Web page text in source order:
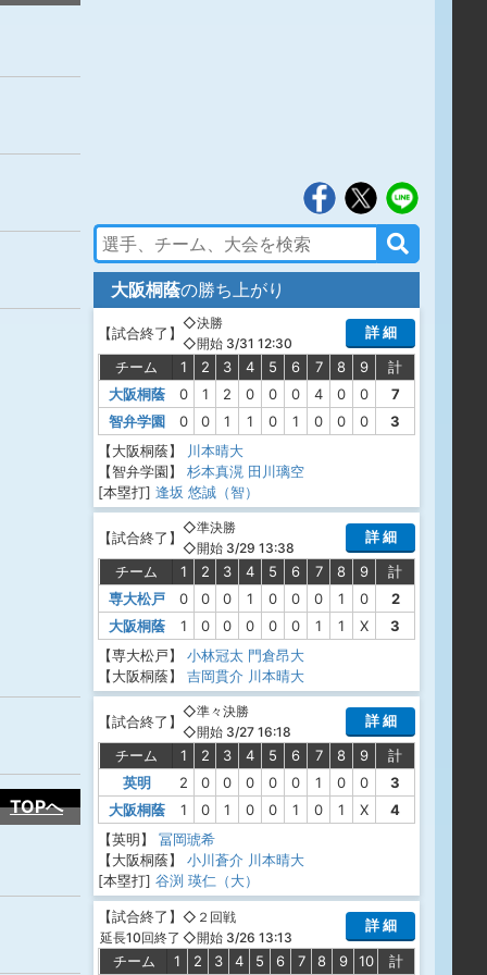
TOPへ
大阪桐蔭の勝ち上がり
【試合終了】
◇決勝
◇開始 3/31 12:30
詳 細
チーム 1 2 3 4 5 6 7 8 9
計
大阪桐蔭
0 1 2 0 0 0 4 0 0
7
智弁学園
0 0 1 1 0 1 0 0 0
3
【大阪桐蔭】
川本晴大
【智弁学園】
杉本真滉 田川璃空
[本塁打] 逢坂 悠誠（智）
【試合終了】
◇準決勝
◇開始 3/29 13:38
詳 細
チーム 1 2 3 4 5 6 7 8 9
計
専大松戸
0 0 0 1 0 0 0 1 0
2
大阪桐蔭
1 0 0 0 0 0 1 1 X
3
【専大松戸】
小林冠太 門倉昂大
【大阪桐蔭】
吉岡貫介 川本晴大
【試合終了】
◇準々決勝
◇開始 3/27 16:18
詳 細
チーム 1 2 3 4 5 6 7 8 9
計
英明
2 0 0 0 0 0 1 0 0
3
大阪桐蔭
1 0 1 0 0 1 0 1 X
4
【英明】
冨岡琥希
【大阪桐蔭】
小川蒼介 川本晴大
[本塁打] 谷渕 瑛仁（大）
【試合終了】
延長10回終了
◇２回戦
◇開始 3/26 13:13
詳 細
チーム 1 2 3 4 5 6 7 8 9 10 計